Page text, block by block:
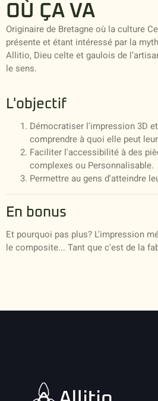
OÙ ÇA VA
Originaire de Bretagne où la culture
présente et étant intéressé par la
Allitio, Dieu celte et gaulois de
le sens.
L'objectif
Démocratiser l'impression 3D
comprendre à quoi elle peut
Faciliter l'accessibilité à des
complexes ou Personnalisable.
Permettre au gens d'atteindre
En bonus
Et pourquoi pas plus? L'impression
le composite... Tant que c'est de la